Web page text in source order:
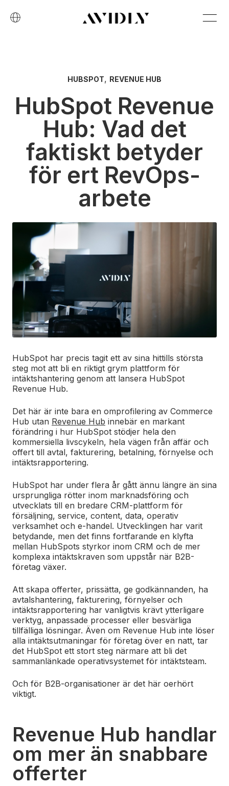
HUBSPOT, REVENUE HUB
HubSpot Revenue
Hub: Vad det
faktiskt betyder
för ert RevOps-
arbete
HubSpot har precis tagit ett av sina hittills största
steg mot att bli en riktigt grym plattform för
intäktshantering genom att lansera HubSpot
Revenue Hub.
Det här är inte bara en omprofilering av Commerce
Hub utan Revenue Hub innebär en markant
förändring i hur HubSpot stödjer hela den
kommersiella livscykeln, hela vägen från affär och
offert till avtal, fakturering, betalning, förnyelse och
intäktsrapportering.
HubSpot har under flera år gått ännu längre än sina
ursprungliga rötter inom marknadsföring och
utvecklats till en bredare CRM-plattform för
försäljning, service, content, data, operativ
verksamhet och e-handel. Utvecklingen har varit
betydande, men det finns fortfarande en klyfta
mellan HubSpots styrkor inom CRM och de mer
komplexa intäktskraven som uppstår när B2B-
företag växer.
Att skapa offerter, prissätta, ge godkännanden, ha
avtalshantering, fakturering, förnyelser och
intäktsrapportering har vanligtvis krävt ytterligare
verktyg, anpassade processer eller besvärliga
tillfälliga lösningar. Även om Revenue Hub inte löser
alla intäktsutmaningar för företag över en natt, tar
det HubSpot ett stort steg närmare att bli det
sammanlänkade operativsystemet för intäktsteam.
Och för B2B-organisationer är det här oerhört
viktigt.
Revenue Hub handlar
om mer än snabbare
offerter